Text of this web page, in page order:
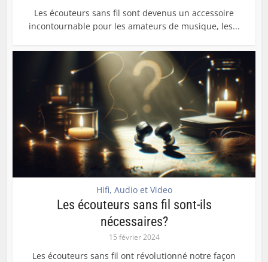
Les écouteurs sans fil sont devenus un accessoire
incontournable pour les amateurs de musique, les...
Hifi, Audio et Video
Les écouteurs sans fil sont-ils
nécessaires?
15 février 2024
Les écouteurs sans fil ont révolutionné notre façon